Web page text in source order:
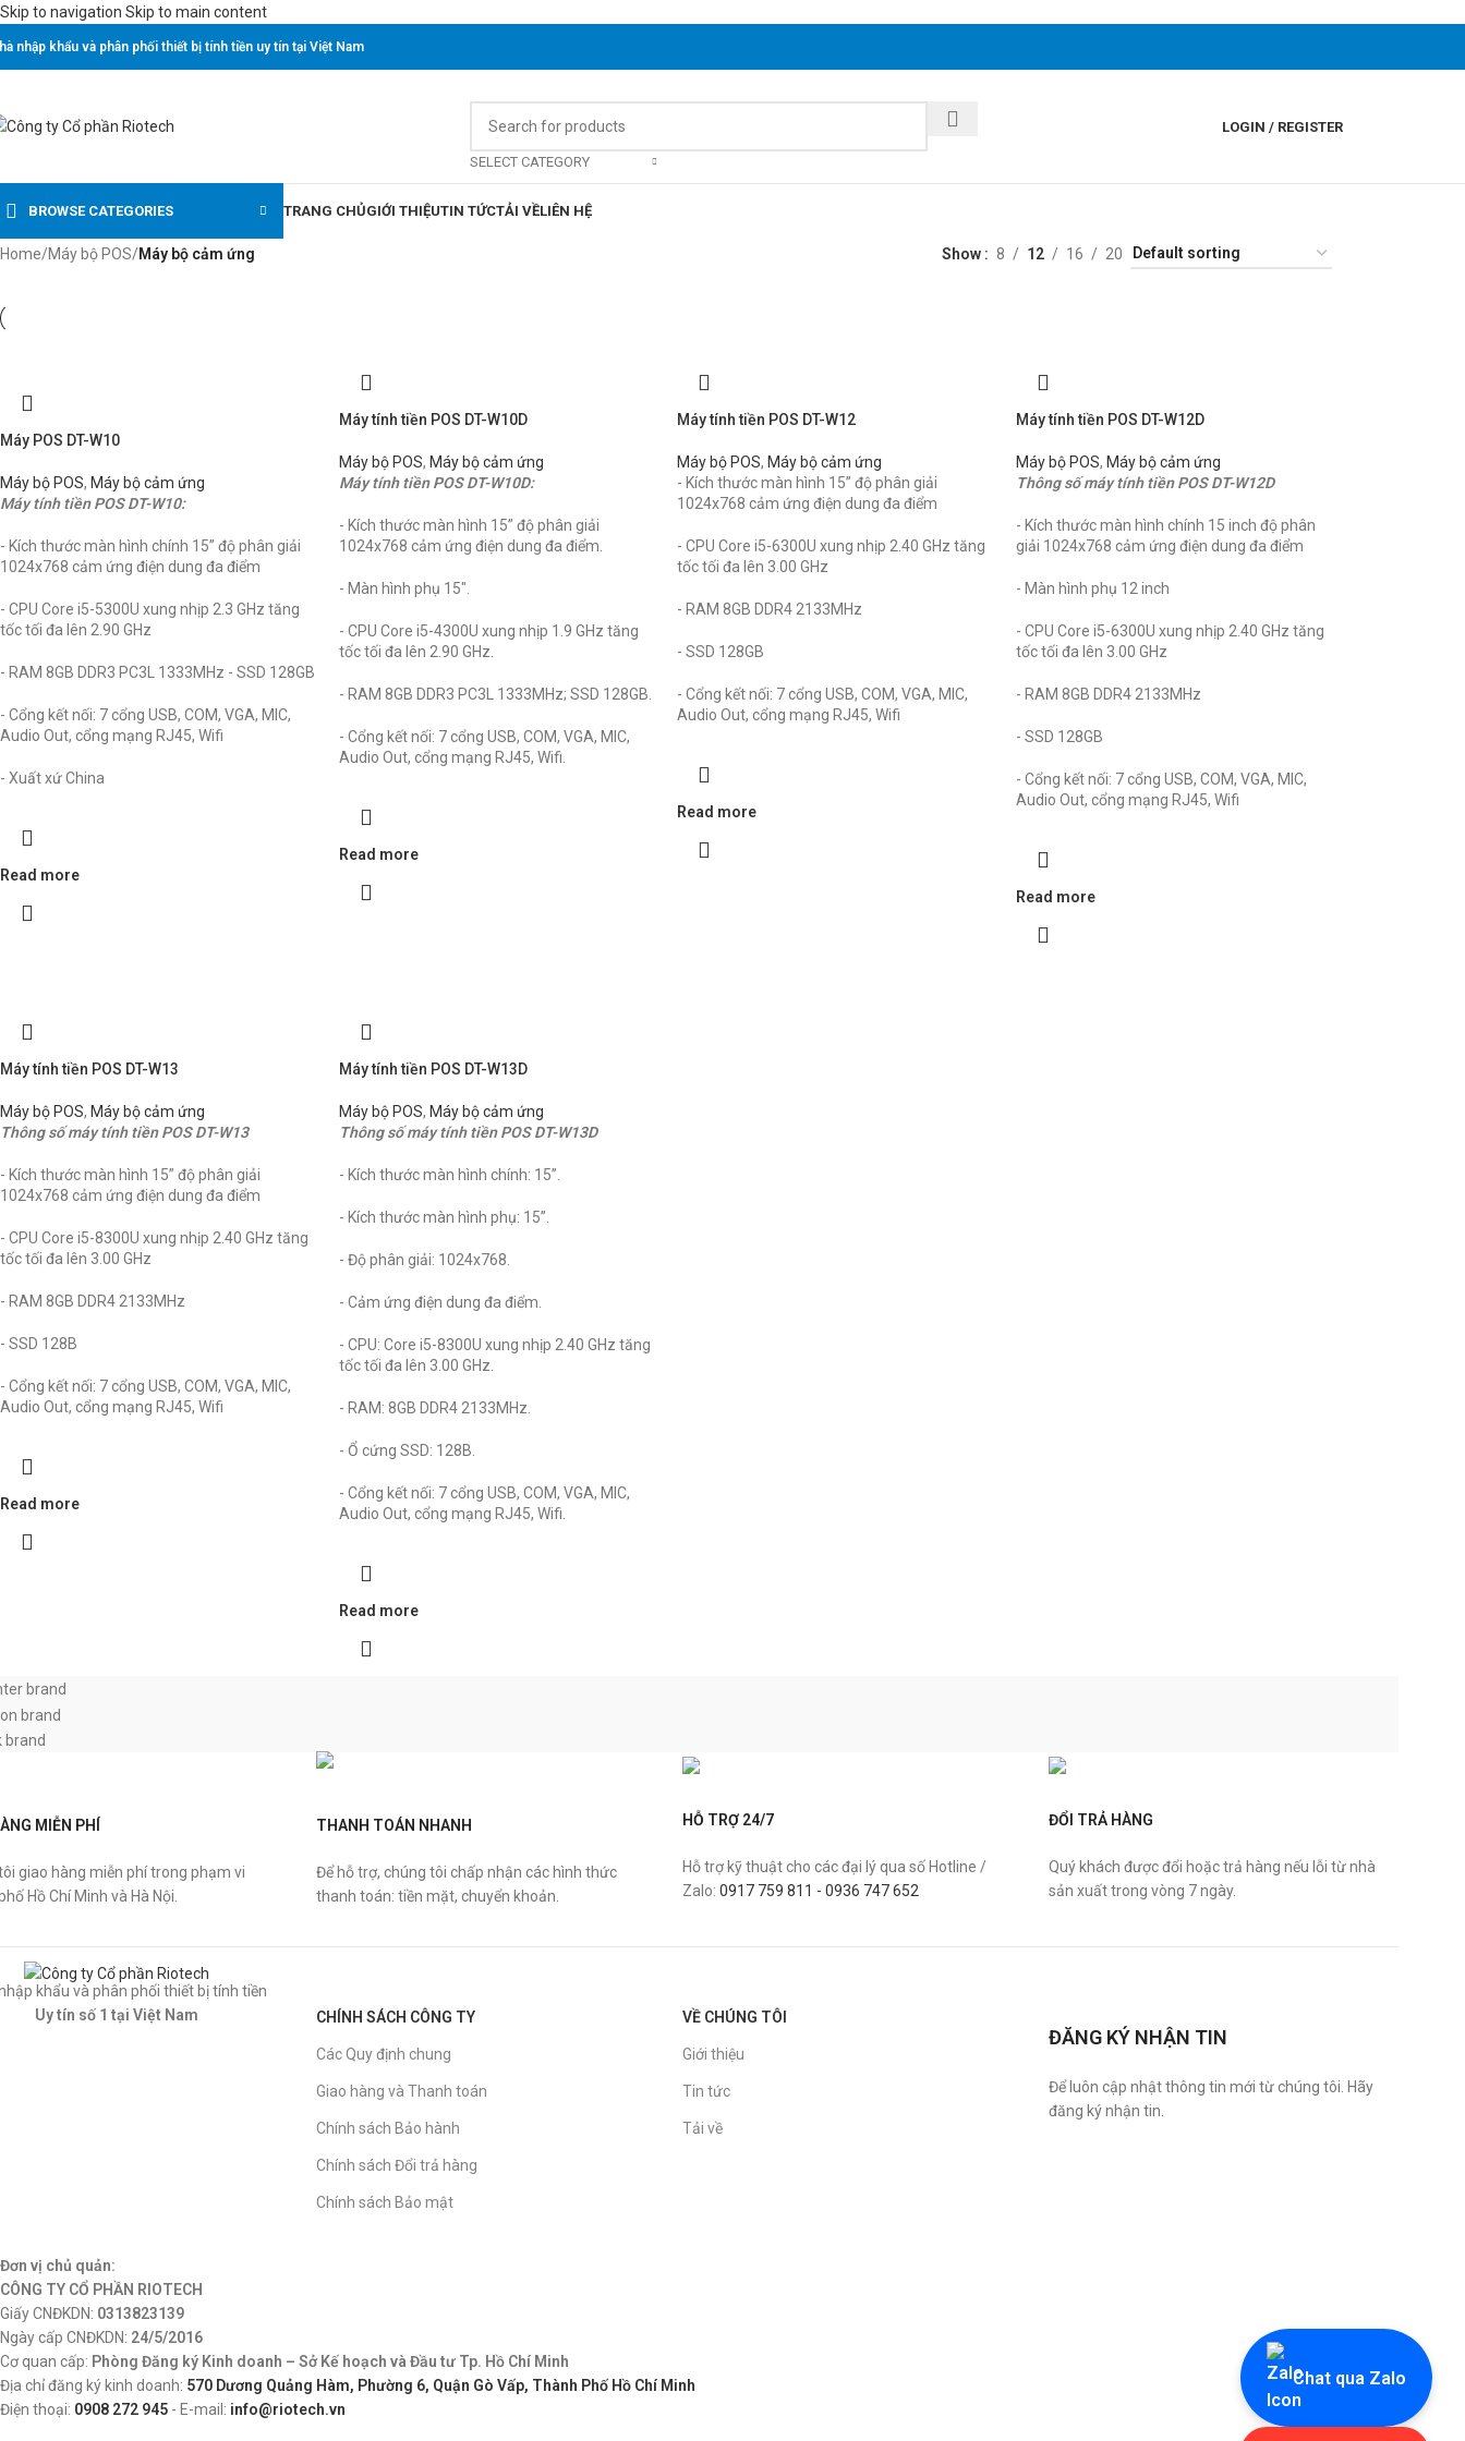
Skip to navigation Skip to main content
nhập khẩu và phân phối thiết bị tính tiền uy tín tại Việt Nam
SELECT CATEGORY
LOGIN / REGISTER
BROWSE CATEGORIES TRANG CHỦGIỚI THIỆUTIN TỨCTẢI VỀLIÊN HỆ
Home/Máy bộ POS/Máy bộ cảm ứng Show 8 12 16 20
Máy POS DT-W10
Máy bộ POS, Máy bộ cảm ứng
Máy tính tiền POS DT-W10:
- Kích thước màn hình chính 15” độ phân giải
1024x768 cảm ứng điện dung đa điểm
- CPU Core i5-5300U xung nhịp 2.3 GHz tăng
tốc tối đa lên 2.90 GHz
- RAM 8GB DDR3 PC3L 1333MHz - SSD 128GB
- Cổng kết nối: 7 cổng USB, COM, VGA, MIC,
Audio Out, cổng mạng RJ45, Wifi
- Xuất xứ China
Read more
Máy tính tiền POS DT-W10D
Máy bộ POS, Máy bộ cảm ứng
Máy tính tiền POS DT-W10D:
- Kích thước màn hình 15” độ phân giải
1024x768 cảm ứng điện dung đa điểm.
- Màn hình phụ 15".
- CPU Core i5-4300U xung nhịp 1.9 GHz tăng
tốc tối đa lên 2.90 GHz.
- RAM 8GB DDR3 PC3L 1333MHz; SSD 128GB.
- Cổng kết nối: 7 cổng USB, COM, VGA, MIC,
Audio Out, cổng mạng RJ45, Wifi.
Read more
Máy tính tiền POS DT-W12
Máy bộ POS, Máy bộ cảm ứng
- Kích thước màn hình 15” độ phân giải
1024x768 cảm ứng điện dung đa điểm
- CPU Core i5-6300U xung nhịp 2.40 GHz tăng
tốc tối đa lên 3.00 GHz
- RAM 8GB DDR4 2133MHz
- SSD 128GB
- Cổng kết nối: 7 cổng USB, COM, VGA, MIC,
Audio Out, cổng mạng RJ45, Wifi
Read more
Máy tính tiền POS DT-W12D
Máy bộ POS, Máy bộ cảm ứng
Thông số máy tính tiền POS DT-W12D
- Kích thước màn hình chính 15 inch độ phân
giải 1024x768 cảm ứng điện dung đa điểm
- Màn hình phụ 12 inch
- CPU Core i5-6300U xung nhịp 2.40 GHz tăng
tốc tối đa lên 3.00 GHz
- RAM 8GB DDR4 2133MHz
- SSD 128GB
- Cổng kết nối: 7 cổng USB, COM, VGA, MIC,
Audio Out, cổng mạng RJ45, Wifi
Read more
Máy tính tiền POS DT-W13
Máy bộ POS, Máy bộ cảm ứng
Thông số máy tính tiền POS DT-W13
- Kích thước màn hình 15” độ phân giải
1024x768 cảm ứng điện dung đa điểm
- CPU Core i5-8300U xung nhịp 2.40 GHz tăng
tốc tối đa lên 3.00 GHz
- RAM 8GB DDR4 2133MHz
- SSD 128B
- Cổng kết nối: 7 cổng USB, COM, VGA, MIC,
Audio Out, cổng mạng RJ45, Wifi
Read more
Máy tính tiền POS DT-W13D
Máy bộ POS, Máy bộ cảm ứng
Thông số máy tính tiền POS DT-W13D
- Kích thước màn hình chính: 15”.
- Kích thước màn hình phụ: 15”.
- Độ phân giải: 1024x768.
- Cảm ứng điện dung đa điểm.
- CPU: Core i5-8300U xung nhịp 2.40 GHz tăng
tốc tối đa lên 3.00 GHz.
- RAM: 8GB DDR4 2133MHz.
- Ổ cứng SSD: 128B.
- Cổng kết nối: 7 cổng USB, COM, VGA, MIC,
Audio Out, cổng mạng RJ45, Wifi.
Read more
MIỄN PHÍ
giao hàng miễn phí trong phạm vi
Hồ Chí Minh và Hà Nội.
THANH TOÁN NHANH
Để hỗ trợ, chúng tôi chấp nhận các hình thức
thanh toán: tiền mặt, chuyển khoản.
HỖ TRỢ 24/7
Hỗ trợ kỹ thuật cho các đại lý qua số Hotline /
Zalo: 0917 759 811 - 0936 747 652
ĐỔI TRẢ HÀNG
Quý khách được đổi hoặc trả hàng nếu lỗi từ nhà
sản xuất trong vòng 7 ngày.
khẩu và phân phối thiết bị tính tiền
Uy tín số 1 tại Việt Nam
CHÍNH SÁCH CÔNG TY
Các Quy định chung
Giao hàng và Thanh toán
Chính sách Bảo hành
Chính sách Đổi trả hàng
Chính sách Bảo mật
VỀ CHÚNG TÔI
Giới thiệu
Tin tức
Tải về
ĐĂNG KÝ NHẬN TIN
Để luôn cập nhật thông tin mới từ chúng tôi. Hãy
đăng ký nhận tin.
Đơn vị chủ quản:
CÔNG TY CỔ PHẦN RIOTECH
Giấy CNĐKDN: 0313823139
Ngày cấp CNĐKDN: 24/5/2016
Cơ quan cấp: Phòng Đăng ký Kinh doanh – Sở Kế hoạch và Đầu tư Tp. Hồ Chí Minh
Địa chỉ đăng ký kinh doanh: 570 Dương Quảng Hàm, Phường 6, Quận Gò Vấp, Thành Phố Hồ Chí Minh
Điện thoại: 0908 272 945 - E-mail: info@riotech.vn
Chat qua Zalo